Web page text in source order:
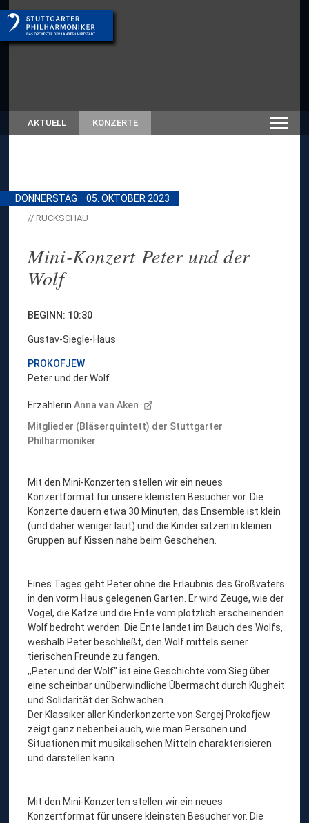
AKTUELL KONZERTE
DONNERSTAG 05. OKTOBER 2023
// RÜCKSCHAU
Mini-Konzert Peter und der
Wolf
BEGINN: 10:30
Gustav-Siegle-Haus
PROKOFJEW
Peter und der Wolf
ErzählerinAnna van Aken
Mitglieder (Bläserquintett) der Stuttgarter
Philharmoniker
Mit den Mini-Konzerten stellen wir ein neues
Konzertformat fur unsere kleinsten Besucher vor. Die
Konzerte dauern etwa 30 Minuten, das Ensemble ist klein
(und daher weniger laut) und die Kinder sitzen in kleinen
Gruppen auf Kissen nahe beim Geschehen.
Eines Tages geht Peter ohne die Erlaubnis des Großvaters
in den vorm Haus gelegenen Garten. Er wird Zeuge, wie der
Vogel, die Katze und die Ente vom plötzlich erscheinenden
Wolf bedroht werden. Die Ente landet im Bauch des Wolfs,
weshalb Peter beschließt, den Wolf mittels seiner
tierischen Freunde zu fangen.
,,Peter und der Wolf" ist eine Geschichte vom Sieg über
eine scheinbar unüberwindliche Übermacht durch Klugheit
und Solidarität der Schwachen.
Der Klassiker aller Kinderkonzerte von Sergej Prokofjew
zeigt ganz nebenbei auch, wie man Personen und
Situationen mit musikalischen Mitteln charakterisieren
und darstellen kann.
Mit den Mini-Konzerten stellen wir ein neues
Konzertformat für unsere kleinsten Besucher vor. Die